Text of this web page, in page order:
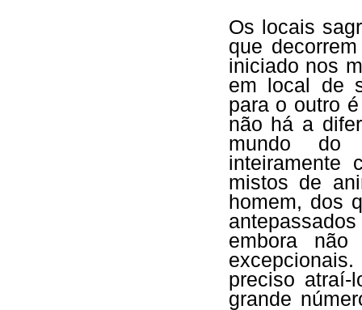
Os locais
que
iniciado nos
em local de
para o outro
não há a
mundo do
inteiramente
mistos de
homem, dos
embora
preciso
grande